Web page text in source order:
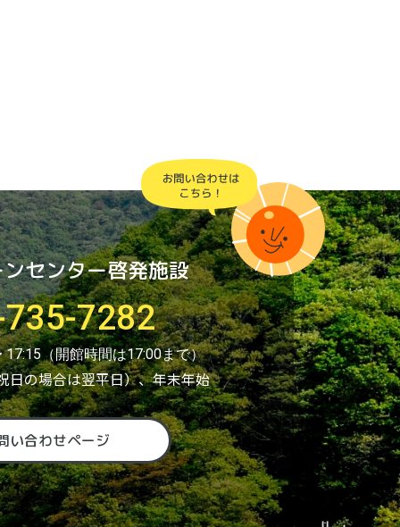
センター啓発施設
7282
17:15（開館時間は17:00まで）
日の場合は翌平日）、年末年始
い合わせページ